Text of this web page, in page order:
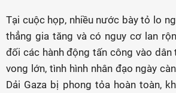
Tại cuộc họp, nhiều nước bày tỏ lo
thẳng gia tăng và có nguy cơ lan
đối các hành động tấn công vào
vong lớn, tình hình nhân đạo ngày
Dải Gaza bị phong tỏa hoàn toàn,